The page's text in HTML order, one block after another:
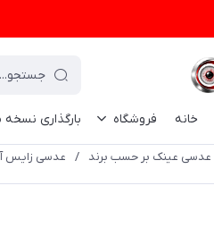
خانه فروشگاه بارگذاری
عدسی عینک بر حسب برند / عدسی زایس